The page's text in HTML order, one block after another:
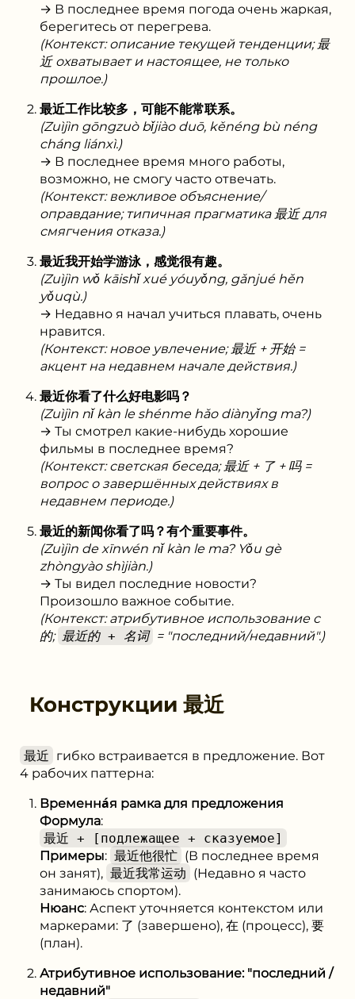
→ В последнее время погода очень жаркая,
берегитесь от перегрева.
(Контекст: описание текущей тенденции; 最
近 охватывает и настоящее, не только
прошлое.)
最近工作比较多，可能不能常联系。
(Zuìjìn gōngzuò bǐjiào duō, kěnéng bù néng
cháng liánxì.)
→ В последнее время много работы,
возможно, не смогу часто отвечать.
(Контекст: вежливое объяснение/
оправдание; типичная прагматика 最近 для
смягчения отказа.)
最近我开始学游泳，感觉很有趣。
(Zuìjìn wǒ kāishǐ xué yóuyǒng, gǎnjué hěn
yǒuqù.)
→ Недавно я начал учиться плавать, очень
нравится.
(Контекст: новое увлечение; 最近 + 开始 =
акцент на недавнем начале действия.)
最近你看了什么好电影吗？
(Zuìjìn nǐ kàn le shénme hǎo diànyǐng ma?)
→ Ты смотрел какие-нибудь хорошие
фильмы в последнее время?
(Контекст: светская беседа; 最近 + 了 + 吗 =
вопрос о завершённых действиях в
недавнем периоде.)
最近的新闻你看了吗？有个重要事件。
(Zuìjìn de xīnwén nǐ kàn le ma? Yǒu gè
zhòngyào shìjiàn.)
→ Ты видел последние новости?
Произошло важное событие.
(Контекст: атрибутивное использование с
的; 最近的 + 名词 = "последний/недавний".)
Конструкции 最近
最近 гибко встраивается в предложение. Вот
4 рабочих паттерна:
Временна́я рамка для предложения
Формула:
最近 + [подлежащее + сказуемое]
Примеры: 最近他很忙 (В последнее время
он занят), 最近我常运动 (Недавно я часто
занимаюсь спортом).
Нюанс: Аспект уточняется контекстом или
маркерами: 了 (завершено), 在 (процесс), 要
(план).
Атрибутивное использование: "последний /
недавний"